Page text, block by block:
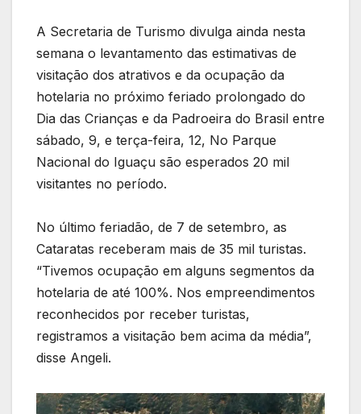
A Secretaria de Turismo divulga ainda nesta
semana o levantamento das estimativas de
visitação dos atrativos e da ocupação da
hotelaria no próximo feriado prolongado do
Dia das Crianças e da Padroeira do Brasil entre
sábado, 9, e terça-feira, 12, No Parque
Nacional do Iguaçu são esperados 20 mil
visitantes no período.
No último feriadão, de 7 de setembro, as
Cataratas receberam mais de 35 mil turistas.
“Tivemos ocupação em alguns segmentos da
hotelaria de até 100%. Nos empreendimentos
reconhecidos por receber turistas,
registramos a visitação bem acima da média”,
disse Angeli.